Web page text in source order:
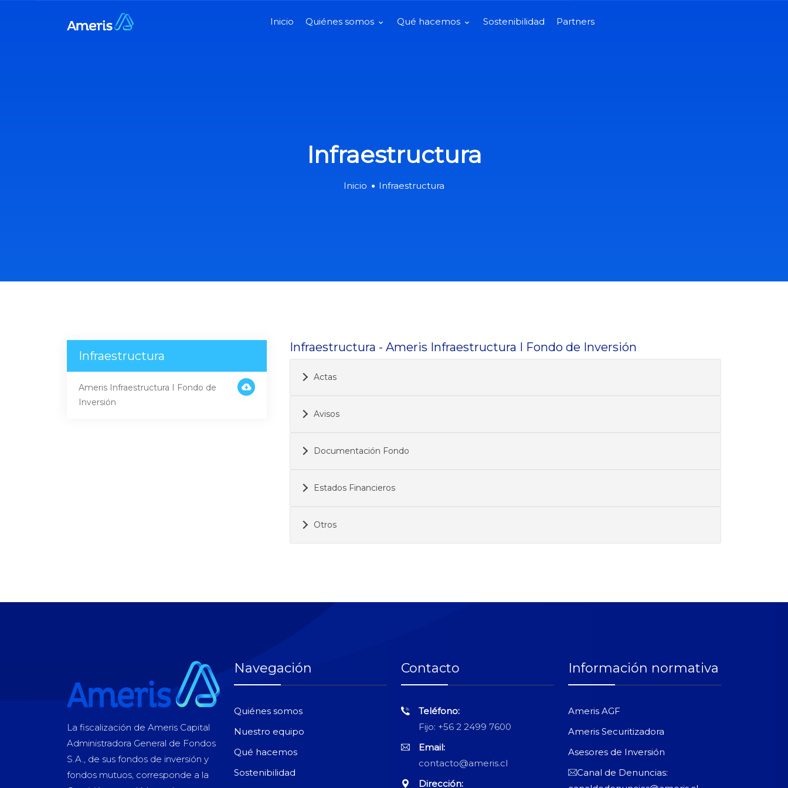
Inicio Quiénes somos Qué hacemos Sostenibilidad Partners
Infraestructura
Inicio Infraestructura
Infraestructura
Ameris Infraestructura I Fondo de
Inversión
Infraestructura - Ameris Infraestructura I Fondo de Inversión
Actas
Avisos
Documentación Fondo
Estados Financieros
Otros
La fiscalización de Ameris Capital
Administradora General de Fondos
S.A., de sus fondos de inversión y
fondos mutuos, corresponde a la
Navegación
Quiénes somos
Nuestro equipo
Qué hacemos
Sostenibilidad
Contacto
Teléfono:
Fijo: +56 2 2499 7600
Email:
contacto@ameris.cl
Dirección:
Información normativa
Ameris AGF
Ameris Securitizadora
Asesores de Inversión
Canal de Denuncias: